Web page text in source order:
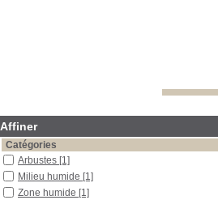
Affiner
Catégories
Arbustes [1]
Milieu humide [1]
Zone humide [1]